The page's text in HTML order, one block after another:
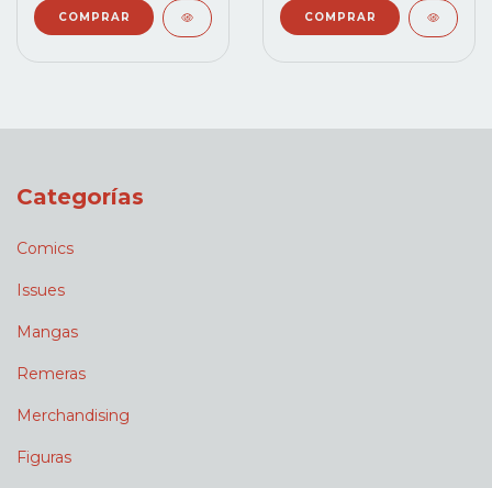
Categorías
Comics
Issues
Mangas
Remeras
Merchandising
Figuras